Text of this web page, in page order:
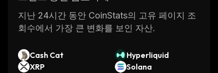
지난 24시간 동안 CoinStats의 고유 페이지 조
회수에서 가장 큰 변화를 보인 자산.
Cash Cat
Hyperliquid
XRP
Solana